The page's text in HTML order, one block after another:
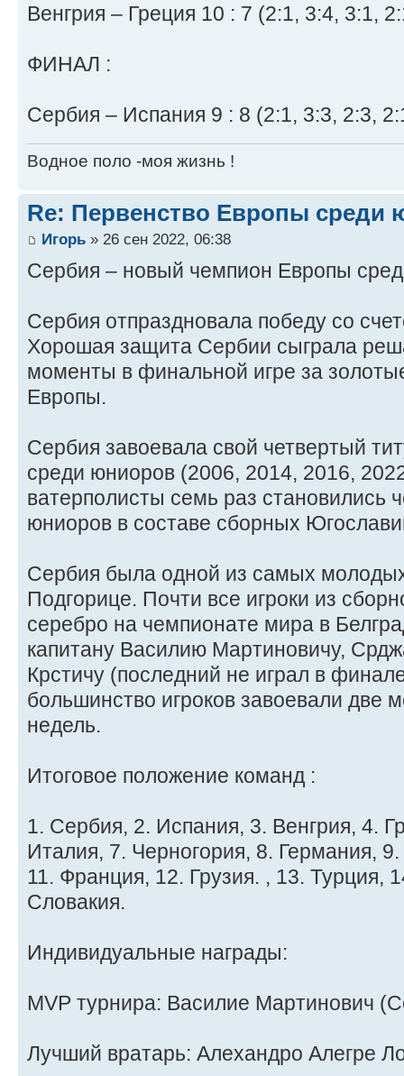
Венгрия – Греция 10 : 7 (2:1, 3:4, 3:1,
ФИНАЛ :
Сербия – Испания 9 : 8 (2:1, 3:3, 2:3,
Водное поло -моя жизнь !
Re: Первенство Европы среди
Игорь » 26 сен 2022, 06:38
Сербия – новый чемпион Европы
Сербия отпраздновала победу со
Хорошая защита Сербии сыграла
моменты в финальной игре за
Европы.
Сербия завоевала свой четвертый
среди юниоров (2006, 2014, 2016,
ватерполисты семь раз становились
юниоров в составе сборных
Сербия была одной из самых
Подгорице. Почти все игроки из
серебро на чемпионате мира в
капитану Василию Мартиновичу,
Крстичу (последний не играл в
большинство игроков завоевали две
недель.
Итоговое положение команд :
1. Сербия, 2. Испания, 3. Венгрия, 4.
Италия, 7. Черногория, 8. Германия,
11. Франция, 12. Грузия. , 13. Турция,
Словакия.
Индивидуальные награды:
MVP турнира: Василие Мартинович
Лучший вратарь: Алехандро Алегре